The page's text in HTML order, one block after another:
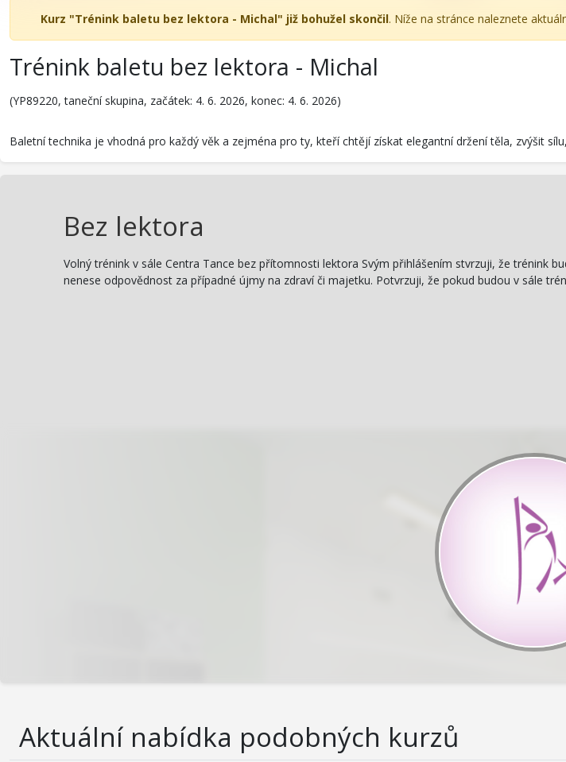
Kurz "Trénink baletu bez lektora - Michal" již bohužel skončil. Níže na stránce naleznete
Trénink baletu bez lektora - Michal
(YP89220, taneční skupina, začátek: 4. 6. 2026, konec: 4. 6. 2026)
Baletní technika je vhodná pro každý věk a zejména pro ty, kteří chtějí získat elegantní držení těla, zvýšit
Bez lektora
Volný trénink v sále Centra Tance bez přítomnosti lektora Svým přihlášením stvrzuji, že trénink
nenese odpovědnost za případné újmy na zdraví či majetku. Potvrzuji, že pokud budou v sále
Aktuální nabídka podobných kurzů